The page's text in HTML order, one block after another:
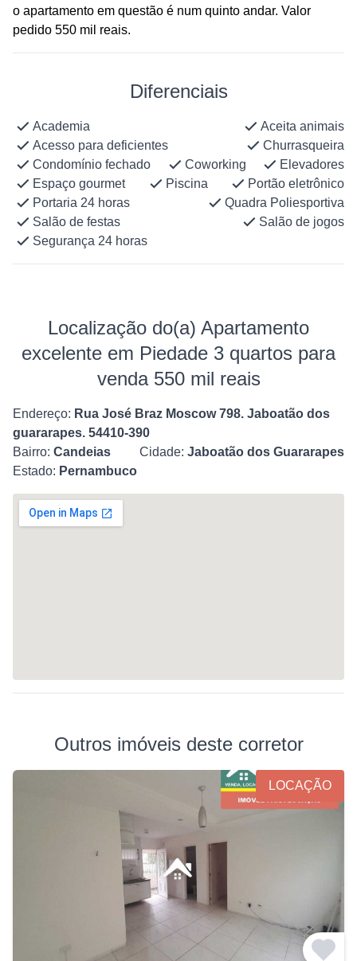
o apartamento em questão é num quinto andar. Valor
pedido 550 mil reais.
Diferenciais
Academia
Aceita animais
Acesso para deficientes
Churrasqueira
Condomínio fechado
Coworking
Elevadores
Espaço gourmet
Piscina
Portão eletrônico
Portaria 24 horas
Quadra Poliesportiva
Salão de festas
Salão de jogos
Segurança 24 horas
Localização do(a) Apartamento
excelente em Piedade 3 quartos para
venda 550 mil reais
Endereço: Rua José Braz Moscow 798. Jaboatão dos
guararapes. 54410-390
Bairro: Candeias Cidade: Jaboatão dos Guararapes
Estado: Pernambuco
Outros imóveis deste corretor
LOCAÇÃO